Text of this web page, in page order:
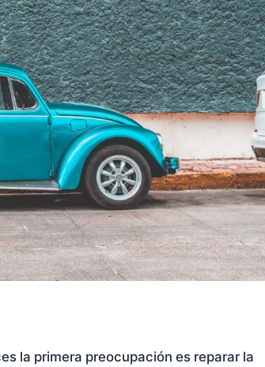
la primera preocupación es reparar la